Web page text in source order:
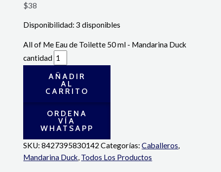
$38
Disponibilidad: 3 disponibles
All of Me Eau de Toilette 50 ml - Mandarina Duck
cantidad
AÑADIR
AL
CARRITO
ORDENA
VÍA
WHATSAPP
SKU:8427395830142 Categorías:Caballeros,
Mandarina Duck, Todos Los Productos